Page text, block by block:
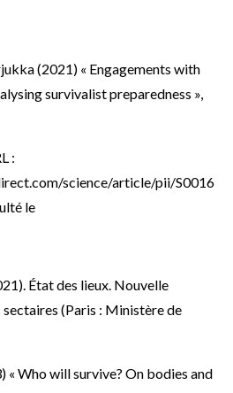
(2021) « Engagements with
survivalist preparedness »,
:
science/article/pii/S0016
le
État des lieux. Nouvelle
(Paris : Ministère de
« Who will survive? On bodies and